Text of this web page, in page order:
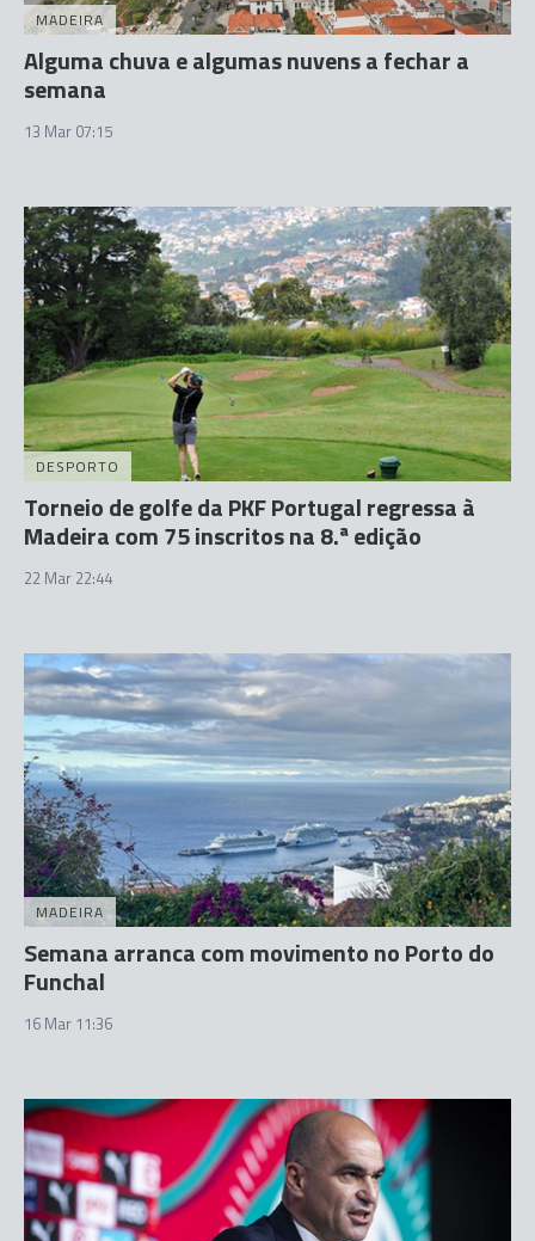
MADEIRA
Alguma chuva e algumas nuvens a fechar a
semana
13 Mar 07:15
DESPORTO
Torneio de golfe da PKF Portugal regressa à
Madeira com 75 inscritos na 8.ª edição
22 Mar 22:44
MADEIRA
Semana arranca com movimento no Porto do
Funchal
16 Mar 11:36